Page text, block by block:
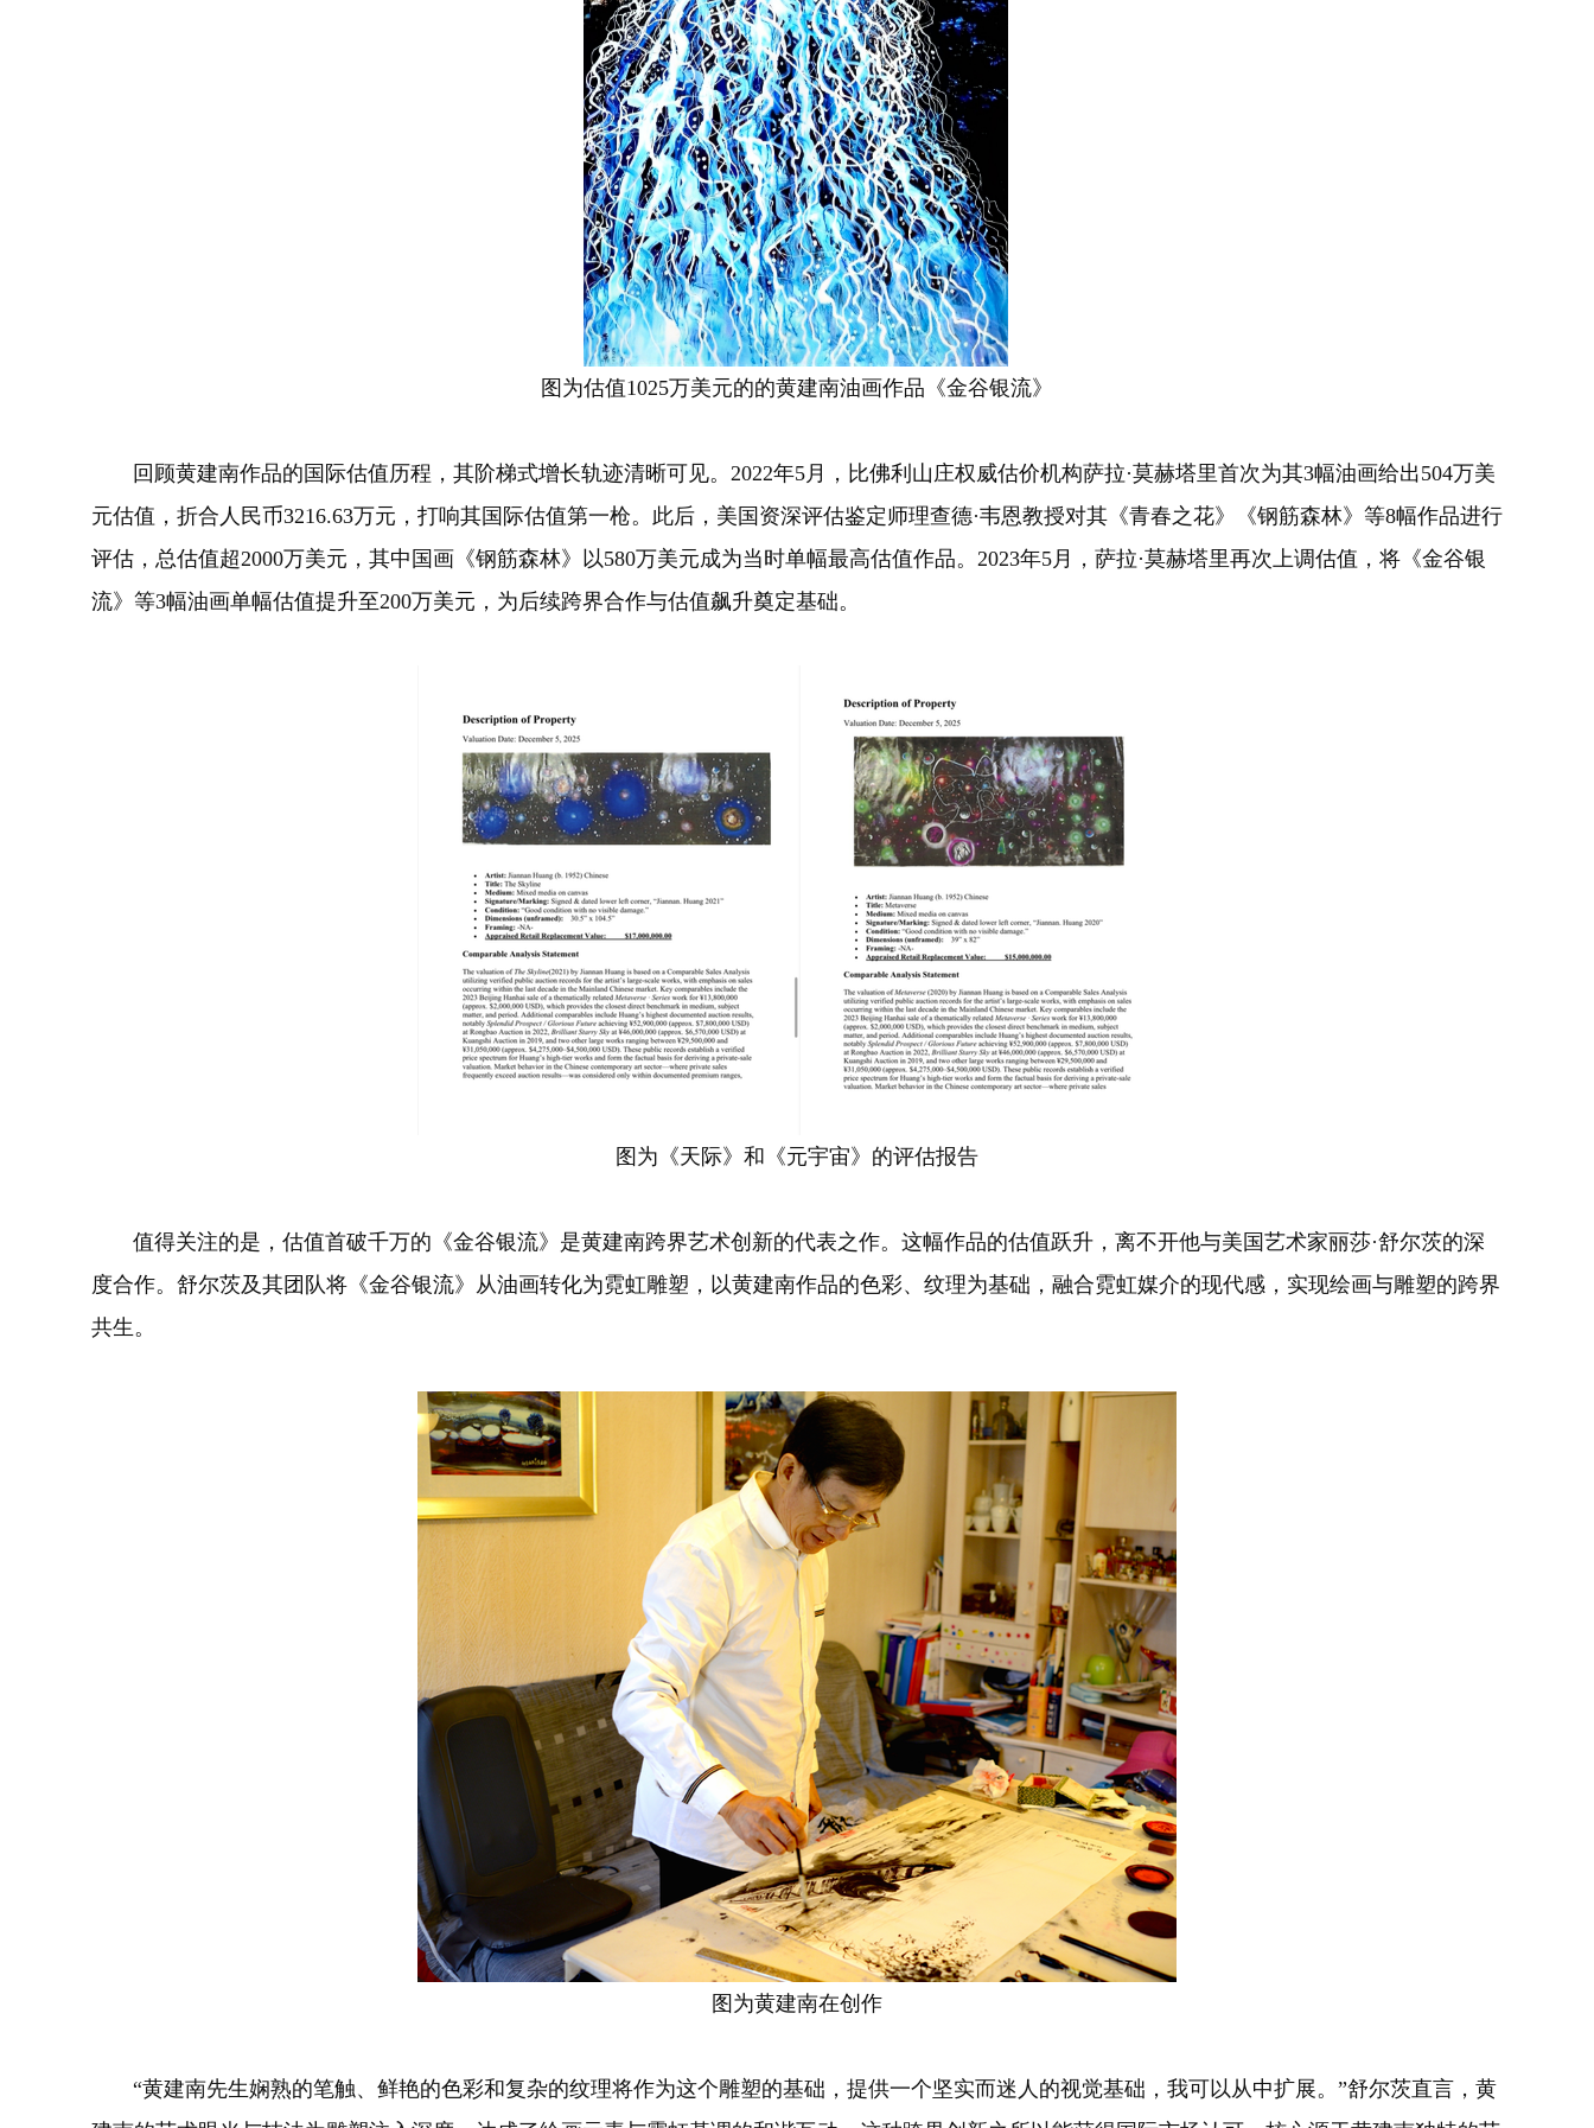
图为估值1025万美元的的黄建南油画作品《金谷银流》
回顾黄建南作品的国际估值历程，其阶梯式增长轨迹清晰可见。2022年5月，比佛利山庄权威估价机构萨拉·莫赫塔里首次为其3幅油画给出504万美
元估值，折合人民币3216.63万元，打响其国际估值第一枪。此后，美国资深评估鉴定师理查德·韦恩教授对其《青春之花》《钢筋森林》等8幅作品进行
评估，总估值超2000万美元，其中国画《钢筋森林》以580万美元成为当时单幅最高估值作品。2023年5月，萨拉·莫赫塔里再次上调估值，将《金谷银
流》等3幅油画单幅估值提升至200万美元，为后续跨界合作与估值飙升奠定基础。
图为《天际》和《元宇宙》的评估报告
​​​​​​​ 值得关注的是，估值首破千万的《金谷银流》是黄建南跨界艺术创新的代表之作。这幅作品的估值跃升，离不开他与美国艺术家丽莎·舒尔茨的深
度合作。舒尔茨及其团队将《金谷银流》从油画转化为霓虹雕塑，以黄建南作品的色彩、纹理为基础，融合霓虹媒介的现代感，实现绘画与雕塑的跨界
共生。
图为黄建南在创作
​​​​​​​ “黄建南先生娴熟的笔触、鲜艳的色彩和复杂的纹理将作为这个雕塑的基础，提供一个坚实而迷人的视觉基础，我可以从中扩展。”舒尔茨直言，黄